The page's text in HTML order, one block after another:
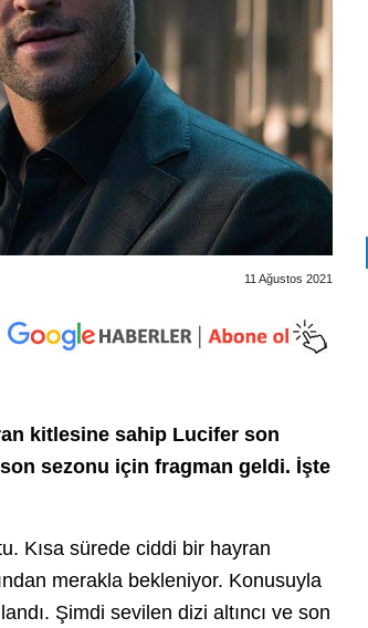
11 Ağustos 2021
kitlesine sahip Lucifer son
sezonu için fragman geldi. İşte
Kısa sürede ciddi bir hayran
merakla bekleniyor. Konusuyla
Şimdi sevilen dizi altıncı ve son